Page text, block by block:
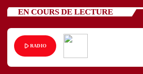
EN COURS DE LECTURE
play_arrowRADIO